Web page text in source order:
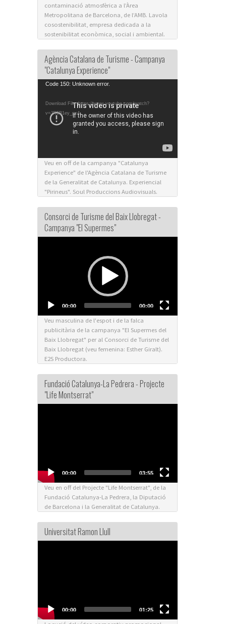
contaminació atmosfèrica a l’Àrea
Metropolitana de Barcelona, de l’AMB. Lavola
cosostenibilitat, empresa dedicada a la
sostenibilitat econòmica, social i ambiental.
Agència Catalana de Turisme - Campanya
"Catalunya Experience"
Video
Code 150: Unknown error.
Download File: https://www.youtube.com/watch?
v=JR5B1ey_px4
Veu en off de la campanya "Catalunya
Experience" de l'Agència Catalana de Turisme
de la Generalitat de Catalunya. Experiencial
"Pirineus". Soul Produccions Audiovisuals.
Consorci de Turisme del Baix Llobregat -
Campanya "El Supermes"
00:00 00:00
Veu masculina de l'espot i de la falca
publicitària de la campanya "El Supermes del
Baix Llobregat" per al Consorci de Turisme del
Baix Llobregat (veu femenina: Esther Giralt).
E2S Productora.
Fundació Catalunya-La Pedrera - Projecte
"Life Montserrat"
00:00 03:55
Veu en off del Projecte "Life Montserrat", de la
Fundació Catalunya-La Pedrera, la Diputació
de Barcelona i la Generalitat de Catalunya.
Universitat Ramon Llull
00:00 01:25